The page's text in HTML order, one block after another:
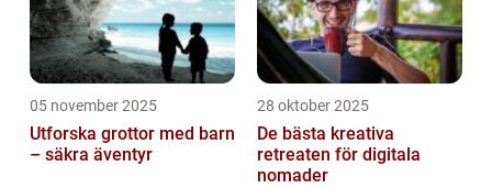
05 november 2025
Utforska grottor med barn
– säkra äventyr
28 oktober 2025
De bästa kreativa
retreaten för digitala
nomader